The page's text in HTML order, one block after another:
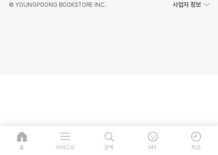
© YOUNGPOONG BOOKSTORE INC. 사업자 정보
홈 카테고리 검색 MY 최근